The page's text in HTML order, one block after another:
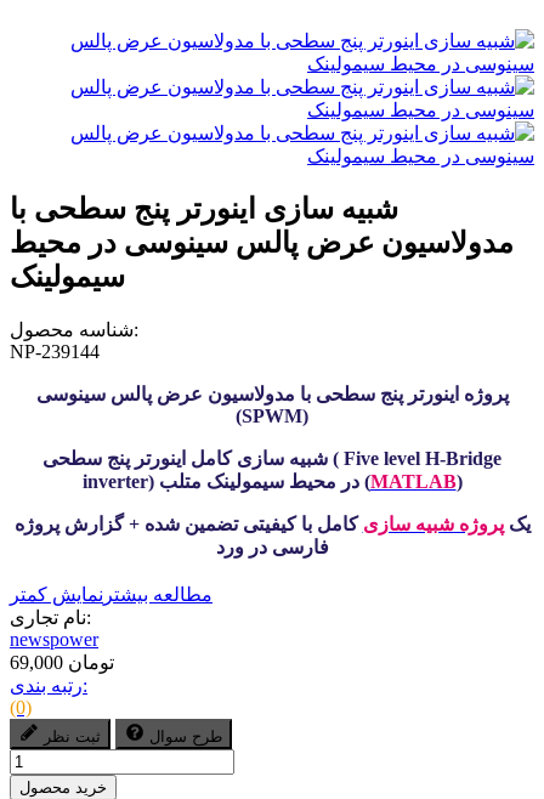
شبیه سازی اینورتر پنج سطحی با
مدولاسیون عرض پالس سینوسی در محیط
سیمولینک
شناسه محصول:
NP-239144
پروژه اینورتر پنج سطحیبا مدولاسیون عرض پالس سینوسی
(SPWM)
شبیه سازی کامل اینورتر پنج سطحی ( Five level H-Bridge
inverter) در محیط سیمولینک متلب (MATLAB)
یکپروژه شبیه سازی کامل با کیفیتی تضمین شده + گزارش پروژه
فارسی در ورد
مطالعه بیشتر نمایش کمتر
نام تجاری:
newspower
69,000 تومان
رتبه بندی:
(0)
ثبت نظر طرح سوال
خرید محصول